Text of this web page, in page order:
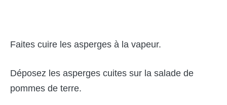
Faites cuire les asperges à la vapeur.
Déposez les asperges cuites sur la salade de
pommes de terre.